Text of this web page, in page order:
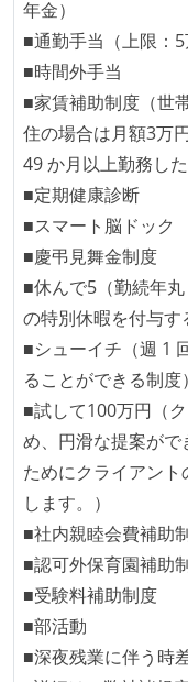
年金）
■通勤手当（上限：5
■時間外手当
■家賃補助制度（世
住の場合は月額3万
49 か月以上勤務し
■定期健康診断
■スマート脳ドック
■慶弔見舞金制度
■休んで5（勤続年
の特別休暇を付与す
■シューイチ（週 1
ることができる制度）
■試して100万円（
め、円滑な提案が
ためにクライアン
します。）
■社内親睦会費補助
■認可外保育園補助
■受験料補助制度
■部活動
■深夜残業に伴う時